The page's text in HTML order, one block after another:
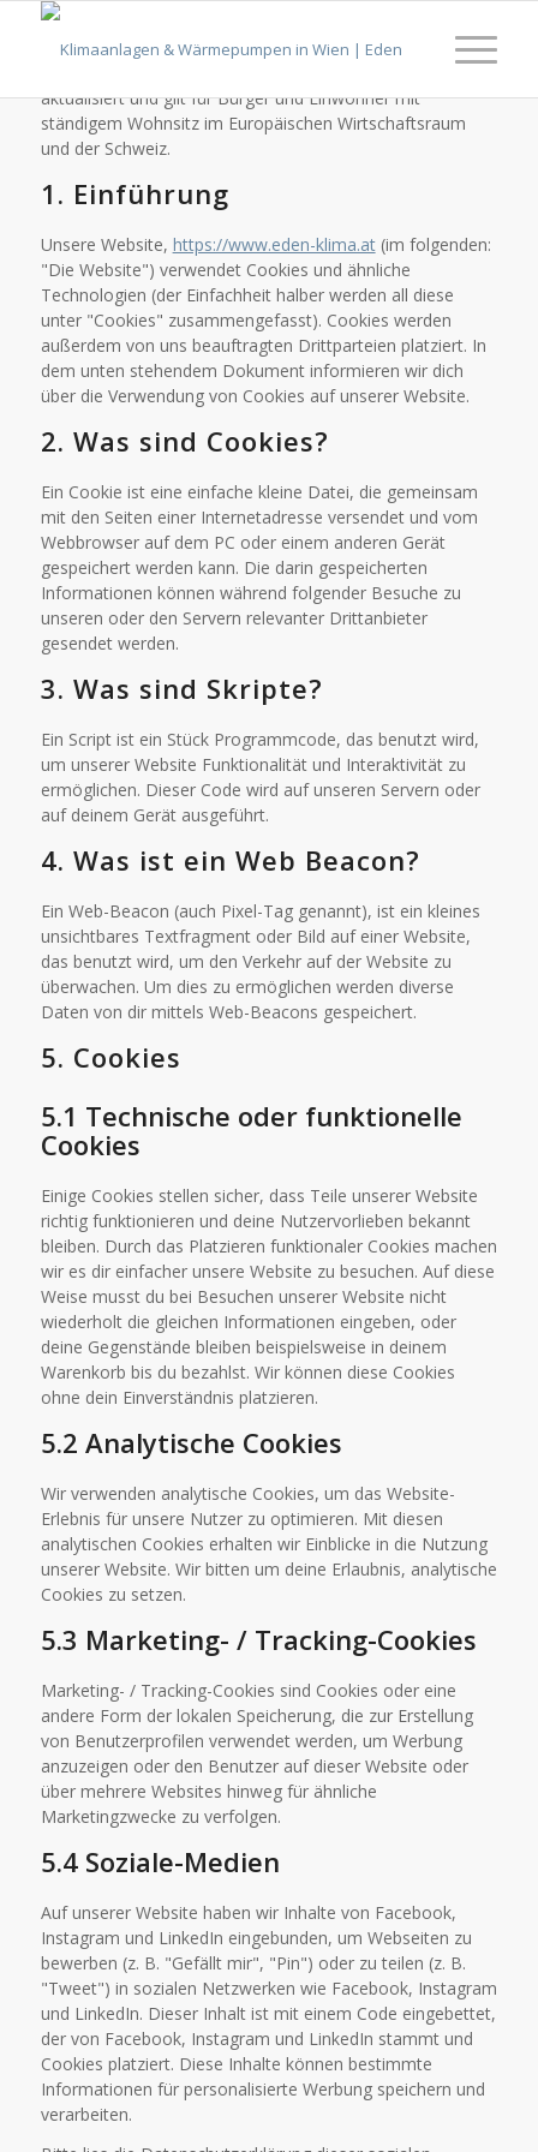
aktualisiert und gilt für Bürger und Einwohner mit
ständigem Wohnsitz im Europäischen Wirtschaftsraum
und der Schweiz.
1. Einführung
Unsere Website, https://www.eden-klima.at(im folgenden:
"Die Website") verwendet Cookies und ähnliche
Technologien (der Einfachheit halber werden all diese
unter "Cookies" zusammengefasst). Cookies werden
außerdem von uns beauftragten Drittparteien platziert. In
dem unten stehendem Dokument informieren wir dich
über die Verwendung von Cookies auf unserer Website.
2. Was sind Cookies?
Ein Cookie ist eine einfache kleine Datei, die gemeinsam
mit den Seiten einer Internetadresse versendet und vom
Webbrowser auf dem PC oder einem anderen Gerät
gespeichert werden kann. Die darin gespeicherten
Informationen können während folgender Besuche zu
unseren oder den Servern relevanter Drittanbieter
gesendet werden.
3. Was sind Skripte?
Ein Script ist ein Stück Programmcode, das benutzt wird,
um unserer Website Funktionalität und Interaktivität zu
ermöglichen. Dieser Code wird auf unseren Servern oder
auf deinem Gerät ausgeführt.
4. Was ist ein Web Beacon?
Ein Web-Beacon (auch Pixel-Tag genannt), ist ein kleines
unsichtbares Textfragment oder Bild auf einer Website,
das benutzt wird, um den Verkehr auf der Website zu
überwachen. Um dies zu ermöglichen werden diverse
Daten von dir mittels Web-Beacons gespeichert.
5. Cookies
5.1 Technische oder funktionelle
Cookies
Einige Cookies stellen sicher, dass Teile unserer Website
richtig funktionieren und deine Nutzervorlieben bekannt
bleiben. Durch das Platzieren funktionaler Cookies machen
wir es dir einfacher unsere Website zu besuchen. Auf diese
Weise musst du bei Besuchen unserer Website nicht
wiederholt die gleichen Informationen eingeben, oder
deine Gegenstände bleiben beispielsweise in deinem
Warenkorb bis du bezahlst. Wir können diese Cookies
ohne dein Einverständnis platzieren.
5.2 Analytische Cookies
Wir verwenden analytische Cookies, um das Website-
Erlebnis für unsere Nutzer zu optimieren. Mit diesen
analytischen Cookies erhalten wir Einblicke in die Nutzung
unserer Website. Wir bitten um deine Erlaubnis, analytische
Cookies zu setzen.
5.3 Marketing- / Tracking-Cookies
Marketing- / Tracking-Cookies sind Cookies oder eine
andere Form der lokalen Speicherung, die zur Erstellung
von Benutzerprofilen verwendet werden, um Werbung
anzuzeigen oder den Benutzer auf dieser Website oder
über mehrere Websites hinweg für ähnliche
Marketingzwecke zu verfolgen.
5.4 Soziale-Medien
Auf unserer Website haben wir Inhalte von Facebook,
Instagram und LinkedIn eingebunden, um Webseiten zu
bewerben (z. B. "Gefällt mir", "Pin") oder zu teilen (z. B.
"Tweet") in sozialen Netzwerken wie Facebook, Instagram
und LinkedIn. Dieser Inhalt ist mit einem Code eingebettet,
der von Facebook, Instagram und LinkedIn stammt und
Cookies platziert. Diese Inhalte können bestimmte
Informationen für personalisierte Werbung speichern und
verarbeiten.